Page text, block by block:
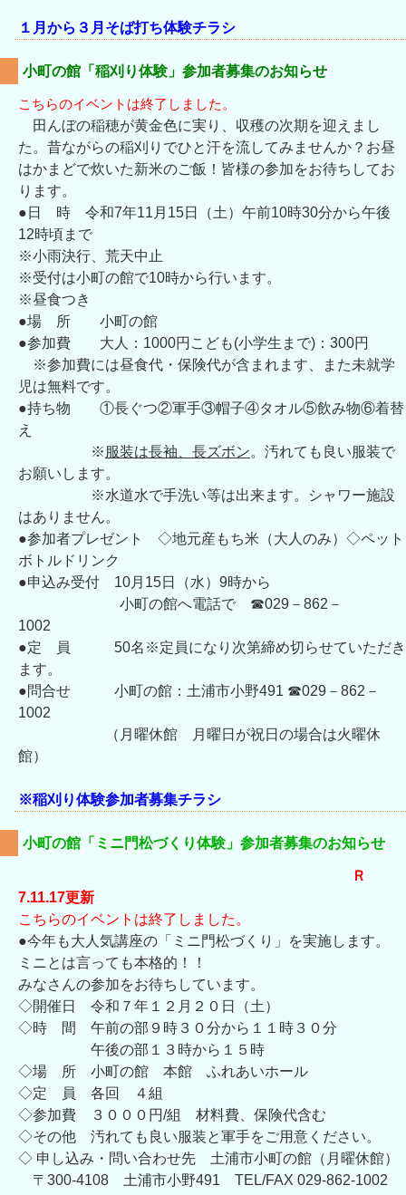
１月から３月そば打ち体験チラシ
小町の館「稲刈り体験」参加者募集のお知らせ
こちらのイベントは終了しました。
田んぼの稲穂が黄金色に実り、収穫の次期を迎えまし
た。昔ながらの稲刈りでひと汗を流してみませんか？お昼
はかまどで炊いた新米のご飯！皆様の参加をお待ちしてお
ります。
●日 時 令和7年11月15日（土）午前10時30分から午後
12時頃まで
※小雨決行、荒天中止
※受付は小町の館で10時から行います。
※昼食つき
●場 所 小町の館
●参加費 大人：1000円こども(小学生まで)：300円
※参加費には昼食代・保険代が含まれます、また未就学
児は無料です。
●持ち物 ①長ぐつ②軍手③帽子④タオル⑤飲み物⑥着替
え
※ 服装は長袖、長ズボン。汚れても良い服装で
お願いします。
※水道水で手洗い等は出来ます。シャワー施設
はありません。
●参加者プレゼント ◇地元産もち米（大人のみ）◇ペット
ボトルドリンク
●申込み受付 10月15日（水）9時から
小町の館へ電話で ☎029－862－
1002
●定 員 50名※定員になり次第締め切らせていただき
ます。
●問合せ 小町の館：土浦市小野491 ☎029－862－
1002
（月曜休館 月曜日が祝日の場合は火曜休
館）
※稲刈り体験参加者募集チラシ
小町の館「ミニ門松づくり体験」参加者募集のお知らせ
Ｒ
7.11.17更新
こちらのイベントは終了しました。
●今年も大人気講座の「ミニ門松づくり」を実施します。
ミニとは言っても本格的！！
みなさんの参加をお待ちしています。
◇開催日 令和７年１２月２０日（土）
◇時 間 午前の部９時３０分から１１時３０分
午後の部１３時から１５時
◇場 所 小町の館 本館 ふれあいホール
◇定 員 各回 ４組
◇参加費 ３０００円/組 材料費、保険代含む
◇その他 汚れても良い服装と軍手をご用意ください。
◇ 申し込み・問い合わせ先 土浦市小町の館（月曜休館）
〒300-4108 土浦市小野491 TEL/FAX 029-862-1002